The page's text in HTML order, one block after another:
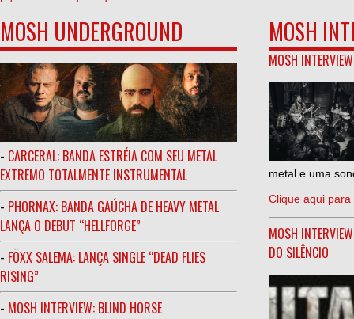
MOSH UNDERGROUND
- CARCERAL: BANDA ESTRÉIA COM SEU METAL
EXTREMO TOTALMENTE INSTRUMENTAL
- PHORNAX: BANDA GAÚCHA DE HEAVY METAL
LANÇA O DEBUT “HELLFORGE”
- FÖXX SALEMA: LANÇA SINGLE “DEAD FLIES
RISING”
- MOSH INTERVIEW: BLIND HORSE
MOSH
MOSH
metal e uma
Clique aqui para
MOSH
DO SILÊNCIO